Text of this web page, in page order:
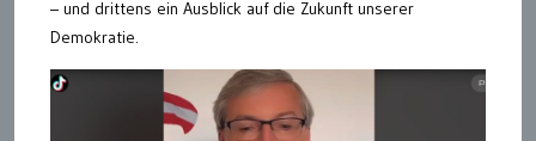
– und drittens ein Ausblick auf die Zukunft unserer
Demokratie.